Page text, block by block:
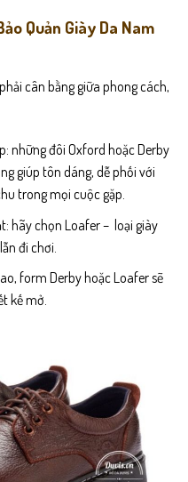
Quản Giày Da Nam
cân bằng giữa phong cách,
những đôi Oxford hoặc Derby
giúp tôn dáng, dễ phối với
trong mọi cuộc gặp.
hãy chọn Loafer – loại giày
đi chơi.
form Derby hoặc Loafer sẽ
kế mở.